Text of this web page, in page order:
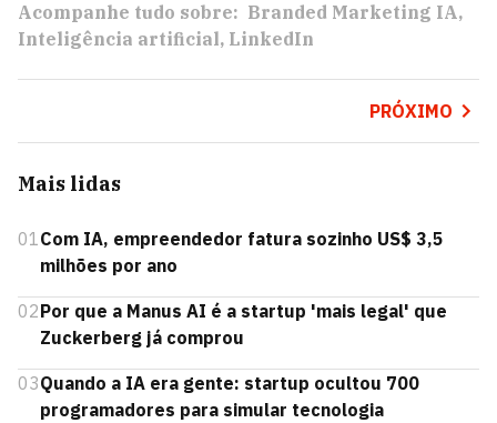
Acompanhe tudo sobre: Branded Marketing IA
Inteligência artificial LinkedIn
PRÓXIMO
Mais lidas
01Com IA, empreendedor fatura sozinho US$ 3,5
milhões por ano
02Por que a Manus AI é a startup 'mais legal' que
Zuckerberg já comprou
03Quando a IA era gente: startup ocultou 700
programadores para simular tecnologia